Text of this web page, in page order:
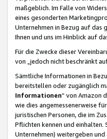
maßgeblich. Im Falle von
eines gesonderten
Unternehmen in Bezug auf das
Ihnen und uns im Hinblick auf
Für die Zwecke dieser
von „jedoch nicht beschränkt
Sämtliche Informationen in
bereitstellen oder zugänglich
Informationen“ von Amazon
wie dies angemessenerweise
juristischen Personen, die im
Pflichten kennen und
Unternehmen) weitergeben